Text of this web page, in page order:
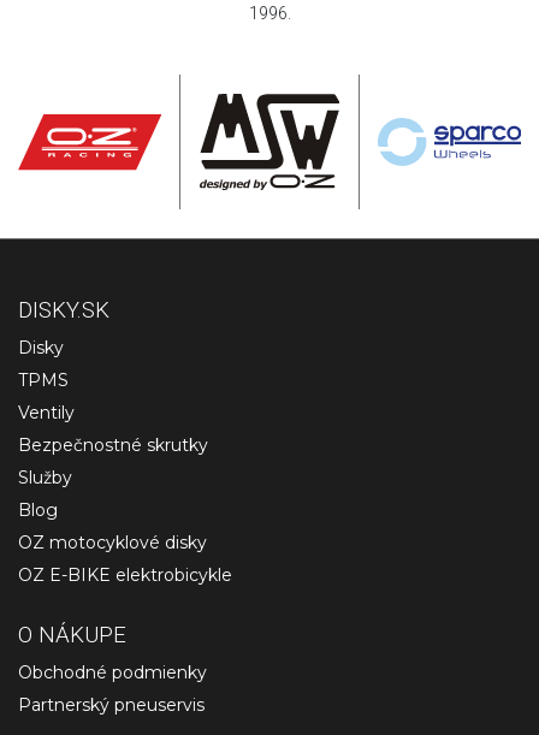
1996.
DISKY.SK
Disky
TPMS
Ventily
Bezpečnostné skrutky
Služby
Blog
OZ motocyklové disky
OZ E-BIKE elektrobicykle
O NÁKUPE
Obchodné podmienky
Partnerský pneuservis